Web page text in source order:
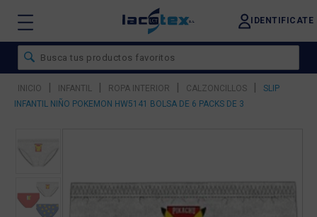
IDENTIFICATE
INICIO | INFANTIL | ROPA INTERIOR | CALZONCILLOS |
SLIP
INFANTIL NIÑO POKEMON HW5141 BOLSA DE 6 PACKS DE 3